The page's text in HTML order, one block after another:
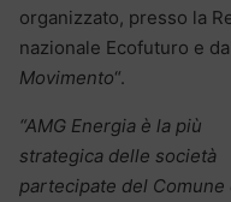
organizzato, presso la
nazionale Ecofuturo e
Movimento“.
“AMG Energia è la più
strategica delle società
partecipate del Comune